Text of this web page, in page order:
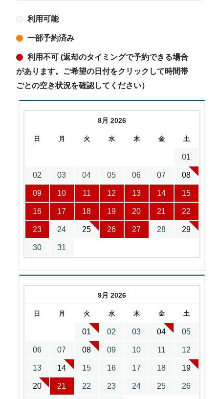
利用可能
一部予約済み
利用不可 (返却のタイミングで予約できる場合
があります。ご希望の日付をクリックして時間帯
ごとの空き状況を確認してください）
8月 2026
日 月 火 水 木 金 土
01
02 03 04 05 06 07 08
09 10 11 12 13 14 15
16 17 18 19 20 21 22
23 24 25 26 27 28 29
30 31
9月 2026
日 月 火 水 木 金 土
01 02 03 04 05
06 07 08 09 10 11 12
13 14 15 16 17 18 19
20 21 22 23 24 25 26